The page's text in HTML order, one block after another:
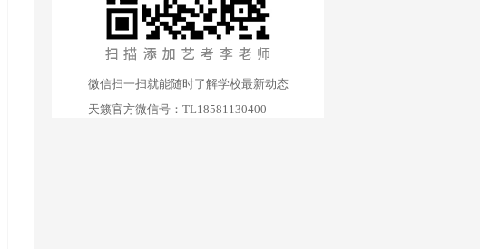
微信扫一扫就能随时了解学校最新动态
天籁官方微信号：TL18581130400